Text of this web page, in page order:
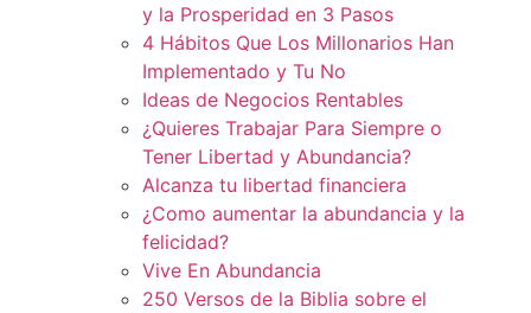
y la Prosperidad en 3 Pasos
4 Hábitos Que Los Millonarios Han
Implementado y Tu No
Ideas de Negocios Rentables
¿Quieres Trabajar Para Siempre o
Tener Libertad y Abundancia?
Alcanza tu libertad financiera
¿Como aumentar la abundancia y la
felicidad?
Vive En Abundancia
250 Versos de la Biblia sobre el